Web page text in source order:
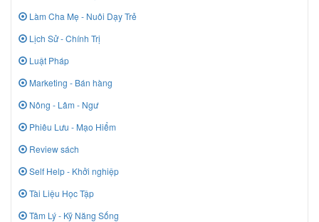
Làm Cha Mẹ - Nuôi Dạy Trẻ
Lịch Sử - Chính Trị
Luật Pháp
Marketing - Bán hàng
Nông - Lâm - Ngư
Phiêu Lưu - Mạo Hiểm
Review sách
Self Help - Khởi nghiệp
Tài Liệu Học Tập
Tâm Lý - Kỹ Năng Sống